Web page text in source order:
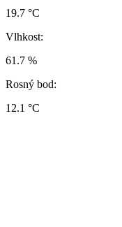
19.7 °C
Vlhkost:
61.7 %
Rosný bod:
12.1 °C